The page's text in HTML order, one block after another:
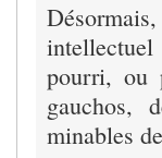
pourri, ou
gauchos,
minables